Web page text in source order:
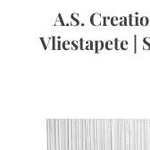
A.S.
Vliestapete |